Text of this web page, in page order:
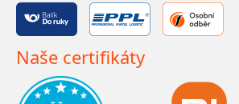
Naše certifikáty